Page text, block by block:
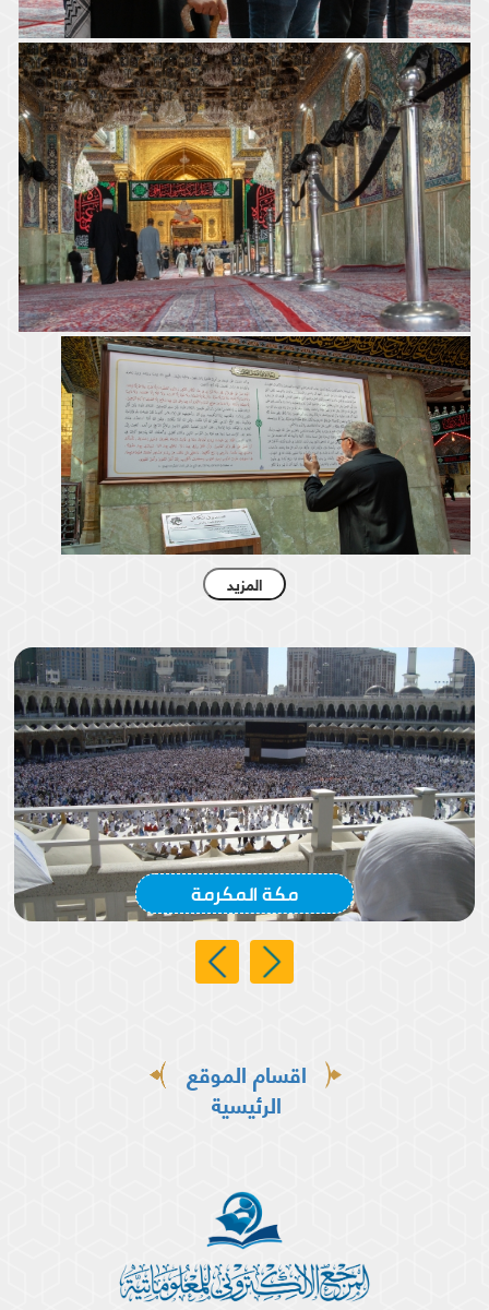
أجواء الدعاء في الصحن العباسي الشريف
الصحن العباسي الشريف
أجواء الزيارة في الصحن العباسي الشريف
المزيد
مكة المكرمة
اقسام الموقع
الرئيسية